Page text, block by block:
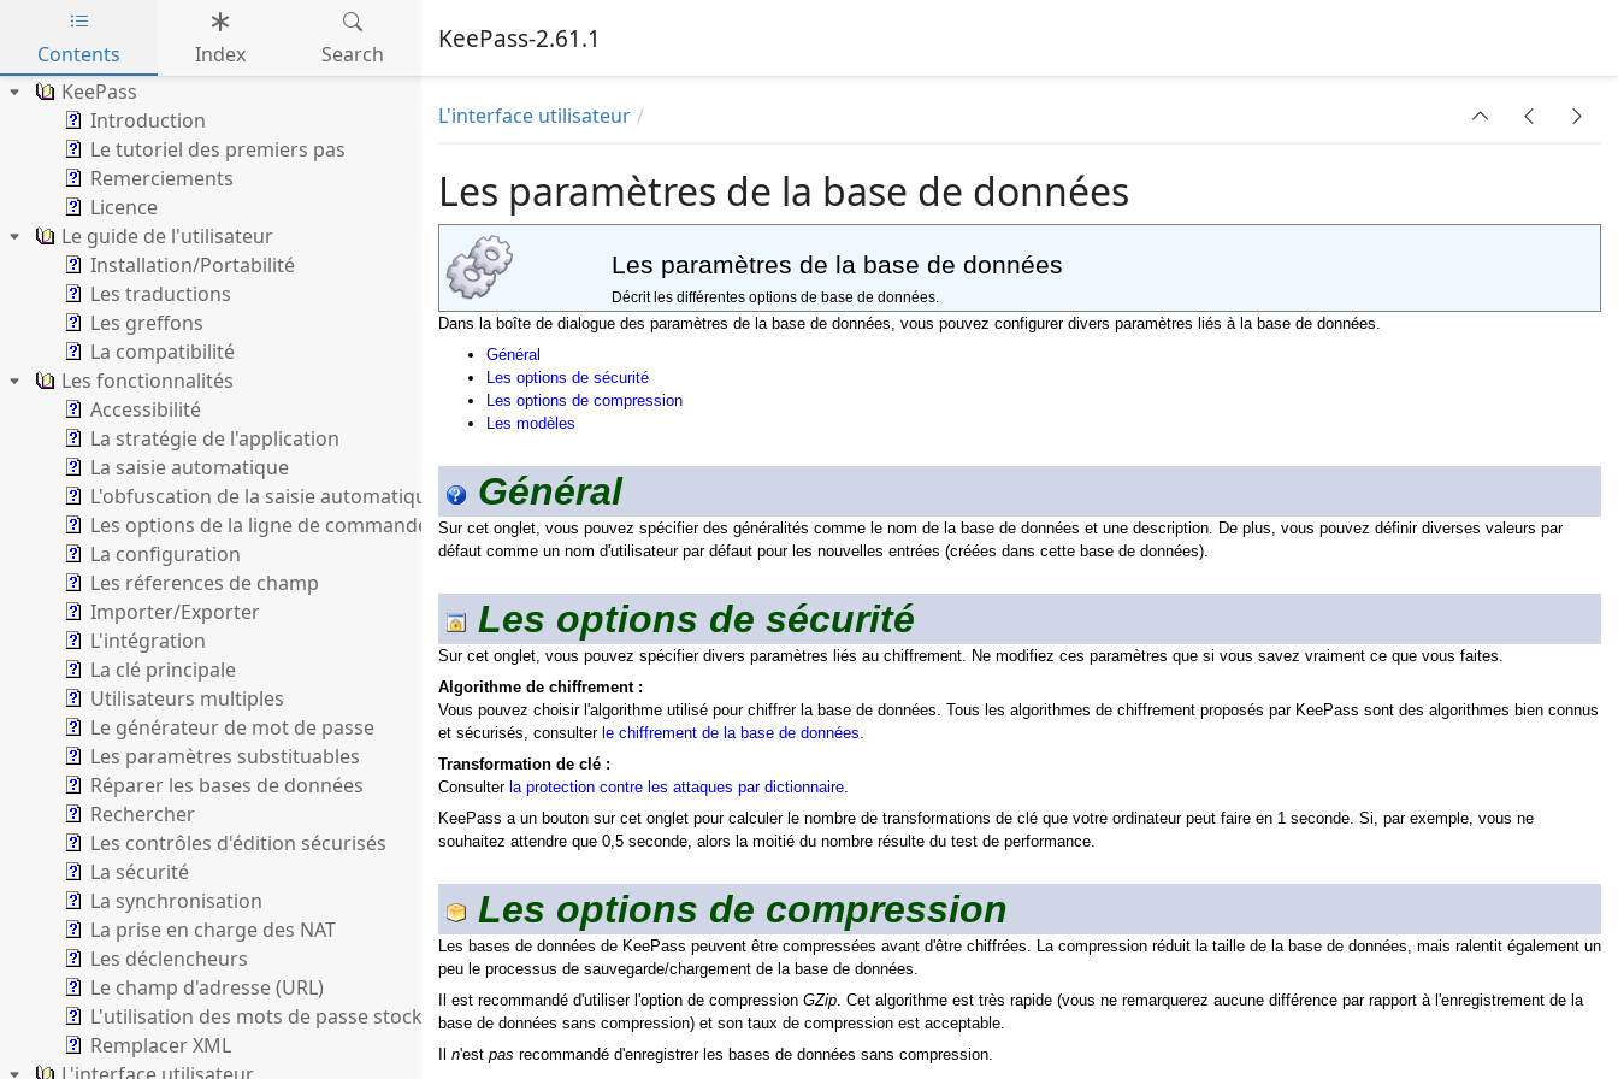
Skip to main content
KeePass-2.61.1
Contents Index
Search
KeePass
Introduction
Le tutoriel des premiers pas
Remerciements
Licence
Le guide de l'utilisateur
Installation/Portabilité
Les traductions
Les greffons
La compatibilité
Les fonctionnalités
Accessibilité
La stratégie de l'application
La saisie automatique
L'obfuscation de la saisie automatique
Les options de la ligne de commande
La configuration
Les réferences de champ
Importer/Exporter
L'intégration
La clé principale
Utilisateurs multiples
Le générateur de mot de passe
Les paramètres substituables
Réparer les bases de données
Rechercher
Les contrôles d'édition sécurisés
La sécurité
La synchronisation
La prise en charge des NAT
Les déclencheurs
Le champ d'adresse (URL)
L'utilisation des mots de passe stockés
Remplacer XML
L'interface utilisateur
Les paramètres de la base de données
Les paramètres de la base de données
Décrit les différentes options de base de données.
Dans la boîte de dialogue des paramètres de la base de données, vous pouvez configurer divers paramètres liés à la base de données.
Général
Les options de sécurité
Les options de compression
Les modèles
Général
Sur cet onglet, vous pouvez spécifier des généralités comme le nom de la base de données et une description. De plus, vous pouvez définir diverses valeurs par
défaut comme un nom d'utilisateur par défaut pour les nouvelles entrées (créées dans cette base de données).
Les options de sécurité
Sur cet onglet, vous pouvez spécifier divers paramètres liés au chiffrement. Ne modifiez ces paramètres que si vous savez vraiment ce que vous faites.
Algorithme de chiffrement :
Vous pouvez choisir l'algorithme utilisé pour chiffrer la base de données. Tous les algorithmes de chiffrement proposés par KeePass sont des algorithmes bien connus
et sécurisés, consulter le chiffrement de la base de données.
Transformation de clé :
Consulter la protection contre les attaques par dictionnaire.
KeePass a un bouton sur cet onglet pour calculer le nombre de transformations de clé que votre ordinateur peut faire en 1 seconde. Si, par exemple, vous ne
souhaitez attendre que 0,5 seconde, alors la moitié du nombre résulte du test de performance.
Les options de compression
Les bases de données de KeePass peuvent être compressées avant d'être chiffrées. La compression réduit la taille de la base de données, mais ralentit également un
peu le processus de sauvegarde/chargement de la base de données.
Il est recommandé d'utiliser l'option de compression GZip. Cet algorithme est très rapide (vous ne remarquerez aucune différence par rapport à l'enregistrement de la
base de données sans compression) et son taux de compression est acceptable.
n'est pas recommandé d'enregistrer les bases de données sans compression.